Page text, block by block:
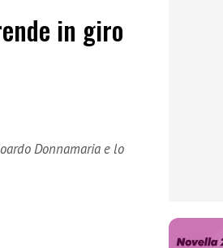
in giro
Donnamaria e lo